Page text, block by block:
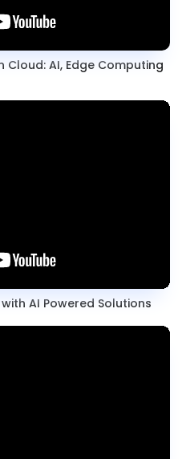
AI, Edge Computing
AI Powered Solutions